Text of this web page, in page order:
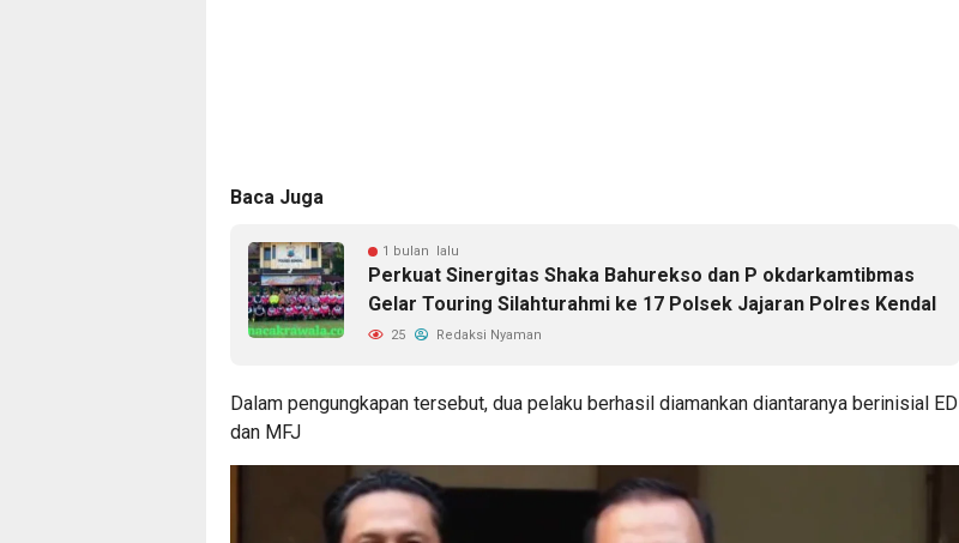
Baca Juga
1 bulan lalu
Perkuat Sinergitas Shaka Bahurekso dan P okdarkamtibmas
Gelar Touring Silahturahmi ke 17 Polsek Jajaran Polres Kendal
25 Redaksi Nyaman
Dalam pengungkapan tersebut, dua pelaku berhasil diamankan diantaranya berinisial ED
dan MFJ